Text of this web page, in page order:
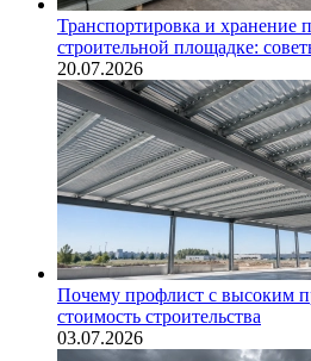
Транспортировка и хранение
строительной площадке:
20.07.2026
Почему профлист с высоким
стоимость строительства
03.07.2026